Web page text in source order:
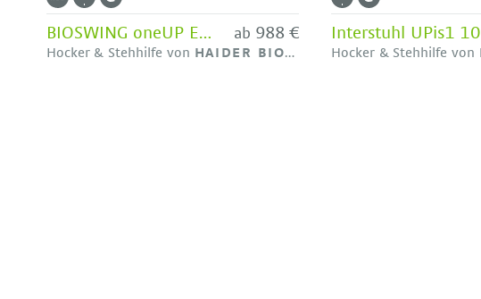
BIOSWING oneUP EASY mit Rückenstütze - Bestseller HAIDER BIOSWING
Hocker & Stehhilfe von HAIDER BIOSWING
ab 988 €
Hocker & Stehhilfe von